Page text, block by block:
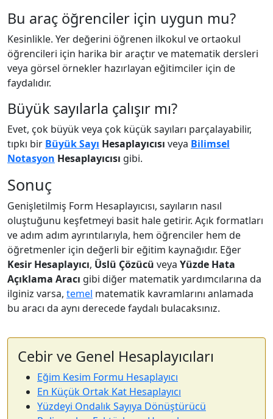
Bu araç öğrenciler için uygun mu?
Kesinlikle. Yer değerini öğrenen ilkokul ve ortaokul
öğrencileri için harika bir araçtır ve matematik dersleri
veya görsel örnekler hazırlayan eğitimciler için de
faydalıdır.
Büyük sayılarla çalışır mı?
Evet, çok büyük veya çok küçük sayıları parçalayabilir,
tıpkı bir Büyük Sayı Hesaplayıcısı veya Bilimsel
Notasyon Hesaplayıcısı gibi.
Sonuç
Genişletilmiş Form Hesaplayıcısı, sayıların nasıl
oluştuğunu keşfetmeyi basit hale getirir. Açık formatları
ve adım adım ayrıntılarıyla, hem öğrenciler hem de
öğretmenler için değerli bir eğitim kaynağıdır. Eğer
Kesir Hesaplayıcı, Üslü Çözücü veya Yüzde Hata
Açıklama Aracı gibi diğer matematik yardımcılarına da
ilginiz varsa, temel matematik kavramlarını anlamada
bu aracı da aynı derecede faydalı bulacaksınız.
Cebir ve Genel Hesaplayıcıları
Eğim Kesim Formu Hesaplayıcı
En Küçük Ortak Kat Hesaplayıcı
Yüzdeyi Ondalık Sayıya Dönüştürücü